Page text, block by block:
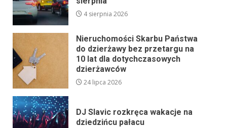
4 sierpnia 2026
Nieruchomości Skarbu Państwa
do dzierżawy bez przetargu na
10 lat dla dotychczasowych
dzierżawców
24 lipca 2026
DJ Slavic rozkręca wakacje na
dziedzińcu pałacu